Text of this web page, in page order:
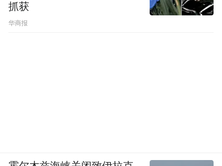
抓获
华商报